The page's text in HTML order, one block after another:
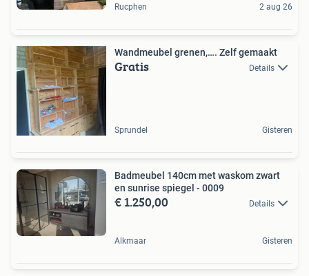
Rucphen 2 aug 26
Wandmeubel grenen,…. Zelf gemaakt
Gratis Details
Sprundel Gisteren
Badmeubel 140cm met waskom zwart
en sunrise spiegel - 0009
€ 1.250,00 Details
Alkmaar Gisteren